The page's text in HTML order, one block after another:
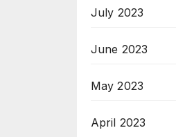
July 2023
June 2023
May 2023
April 2023